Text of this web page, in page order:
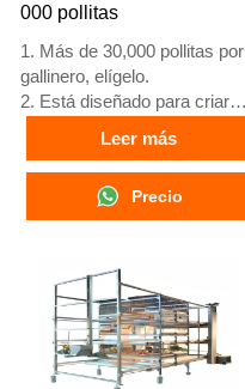
000 pollitas
1. Más de 30,000 pollitas por
gallinero, elígelo.
2. Está diseñado para criar
pollitas mayores de 1 día
hasta gallinas de 12 a 16
semanas que comienzan a
poner huevos.
3. Su vida útil es de más de
4. Su estructura es fusión
inteligente artificial Vcloud,
gabinete de control eléctrico,
equipo automático de bebida,
alimentación, limpieza de
Leer más
Precio